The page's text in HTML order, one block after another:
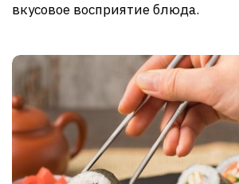
вкусовое восприятие блюда.